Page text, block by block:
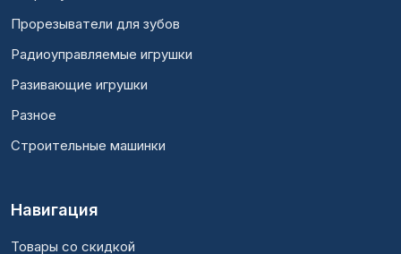
Прорезыватели для зубов
Радиоуправляемые игрушки
Разивающие игрушки
Разное
Строительные машинки
Навигация
Товары со скидкой